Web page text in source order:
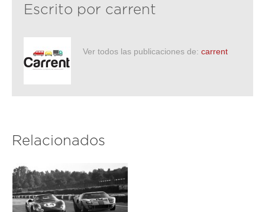
Escrito por carrent
Ver todos las publicaciones de: carrent
Relacionados